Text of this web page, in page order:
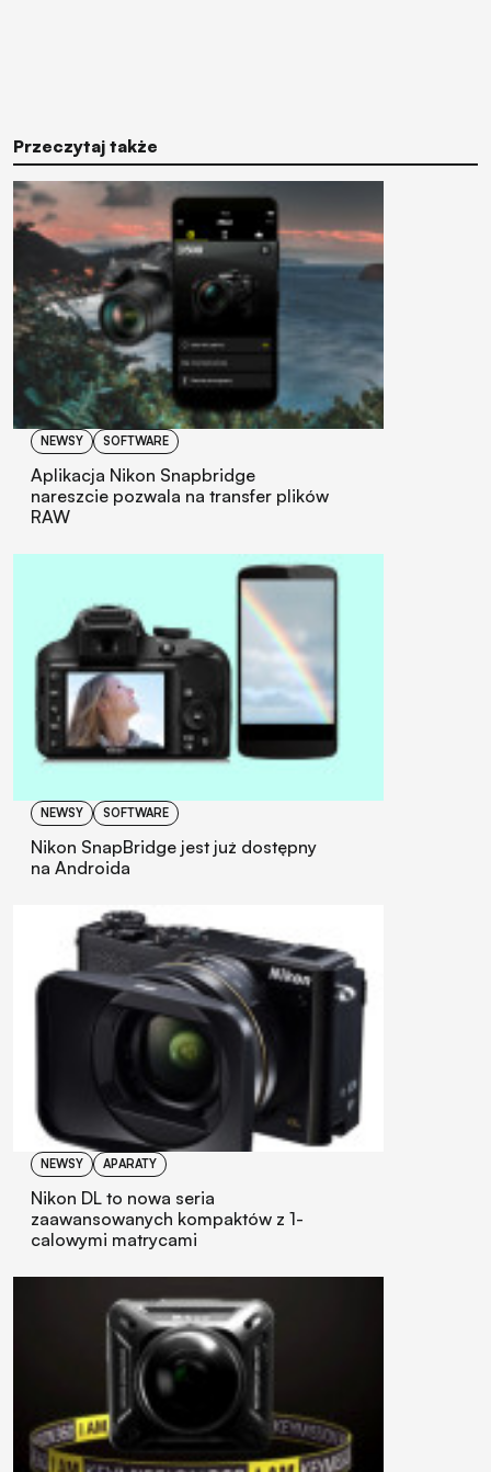
Przeczytaj także
NEWSY SOFTWARE
Aplikacja Nikon Snapbridge
nareszcie pozwala na transfer plików
RAW
NEWSY SOFTWARE
Nikon SnapBridge jest już dostępny
na Androida
NEWSY APARATY
Nikon DL to nowa seria
zaawansowanych kompaktów z 1-
calowymi matrycami